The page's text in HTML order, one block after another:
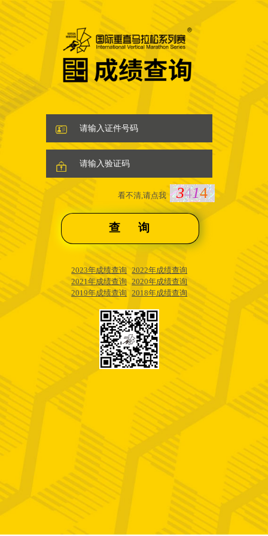
看不清,请点我 3414
查 询
2023年成绩查询
2022年成绩查询
2021年成绩查询
2020年成绩查询
2019年成绩查询
2018年成绩查询